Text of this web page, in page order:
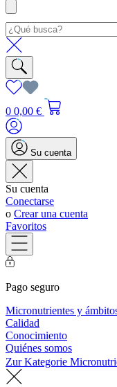
0 0,00 €
Su cuenta
Su cuenta
Conectarse
o Crear una cuenta
Favoritos
Pago seguro
Micronutrientes y
Calidad
Conocimiento
Quiénes somos
Zur Kategorie